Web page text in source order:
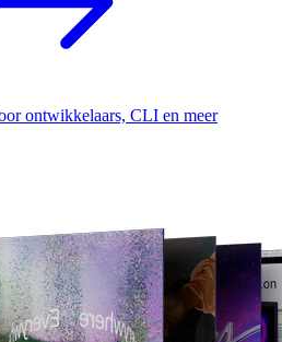
ontwikkelaars, CLI en meer